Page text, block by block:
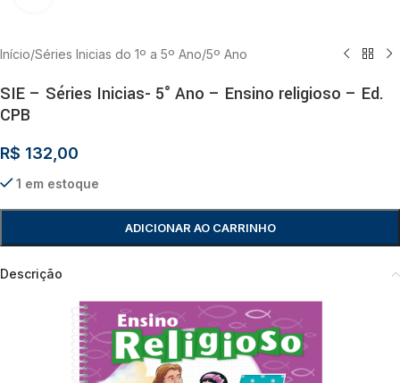
Início/Séries Inicias do 1º a 5º Ano/5º Ano
SIE – Séries Inicias- 5° Ano – Ensino religioso – Ed.
CPB
R$ 132,00
1 em estoque
ADICIONAR AO CARRINHO
Descrição